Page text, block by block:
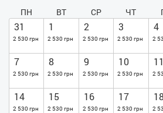
ПН ВТ СР ЧТ
31
2 530 грн
1
2 530 грн
2
2 530 грн
3
2 530 грн
4
2
7
2 530 грн
8
2 530 грн
9
2 530 грн
10
2 530 грн
11
2
14
2 530 грн
15
2 530 грн
16
2 530 грн
17
2 530 грн 2